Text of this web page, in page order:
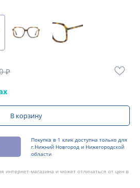
₽
В корзину
Покупка в 1 клик доступна только для
г.Нижний Новгород и Нижегородской
области
интернет-магазина и может отличаться от цен в